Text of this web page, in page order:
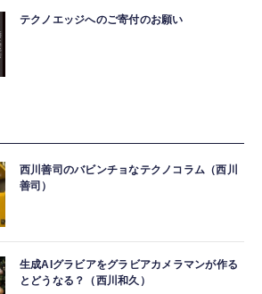
テクノエッジへのご寄付のお願い
西川善司のバビンチョなテクノコラム（西川
善司）
生成AIグラビアをグラビアカメラマンが作る
とどうなる？（西川和久）